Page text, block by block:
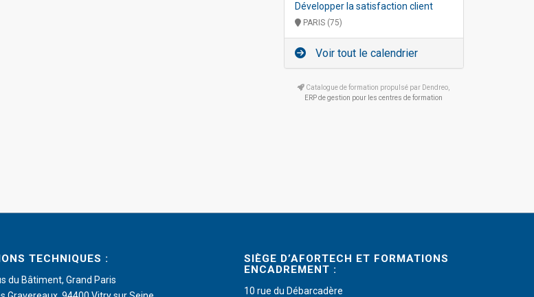
Développer la satisfaction client
PARIS (75)
Voir tout le calendrier
Catalogue de formation propulsé par Dendreo,
ERP de gestion pour les centres de formation
TECHNIQUES :
du Bâtiment, Grand Paris
SIÈGE D’AFORTECH ET FORMATIONS
ENCADREMENT :
10 rue du Débarcadère